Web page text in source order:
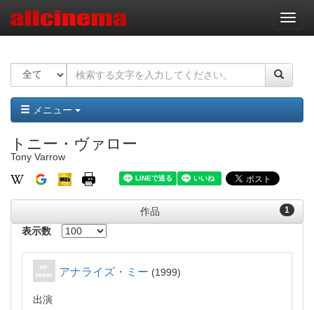
ナ
ビ
ー
ョ
ン
メニュー
トニー・ヴァロー
Tony Varrow
1
作品
表示数
アナライズ・ミー 1999
出演